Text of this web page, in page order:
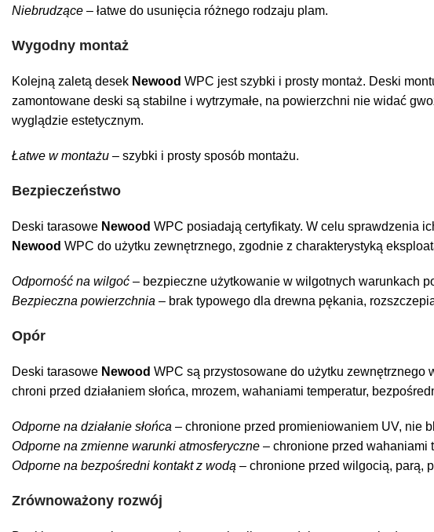
Niebrudzące – łatwe do usunięcia różnego rodzaju plam.
Wygodny montaż
Kolejną zaletą desek Newood WPC jest szybki i prosty montaż. Deski
zamontowane deski są stabilne i wytrzymałe, na powierzchni nie widać
wyglądzie estetycznym.
Łatwe w montażu – szybki i prosty sposób montażu.
Bezpieczeństwo
Deski tarasowe Newood WPC posiadają certyfikaty. W celu sprawdzenia
Newood WPC do użytku zewnętrznego, zgodnie z charakterystyką
Odporność na wilgoć – bezpieczne użytkowanie w wilgotnych warunkach
Bezpieczna powierzchnia – brak typowego dla drewna pękania,
Opór
Deski tarasowe Newood WPC są przystosowane do użytku
chroni przed działaniem słońca, mrozem, wahaniami temperatur,
Odporne na działanie słońca – chronione przed promieniowaniem UV, nie
Odporne na zmienne warunki atmosferyczne – chronione przed wahaniami
Odporne na bezpośredni kontakt z wodą – chronione przed wilgocią, parą,
Zrównoważony rozwój